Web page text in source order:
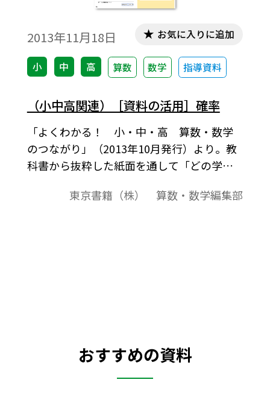
2013年11月18日
小 中 高 算数 数学 指導資料
お気に入りに追加
（小中高関連）［資料の活用］確率
「よくわかる！ 小・中・高 算数・数学
のつながり」（2013年10月発行）より。教
科書から抜粋した紙面を通して「どの学年
いるか」が概観できるようになっておりま
東京書籍（株） 算数・数学編集部
おすすめの資料